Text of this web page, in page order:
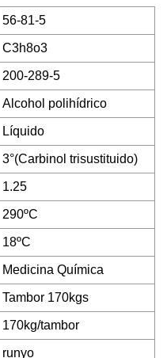
56-81-5
C3h8o3
200-289-5
Alcohol polihídrico
Líquido
3°(Carbinol trisustituido)
1.25
290ºC
18ºC
Medicina Química
Tambor 170kgs
170kg/tambor
runyo